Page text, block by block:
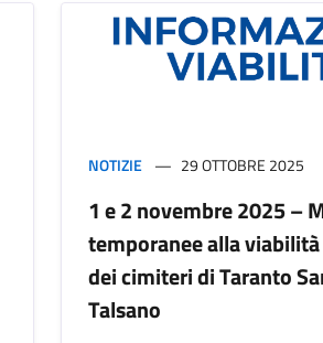
NOTIZIE 29 OTTOBRE 2025
1 e 2 novembre 2025 –
temporanee alla
dei cimiteri di Taranto
Talsano